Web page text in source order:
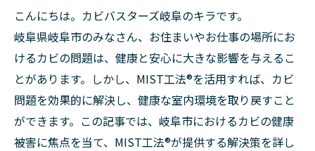
こんにちは。カビバスターズ岐阜のキラです。
岐阜県岐阜市のみなさん、お住まいやお仕事の場所にお
けるカビの問題は、健康と安心に大きな影響を与えるこ
とがあります。しかし、MIST工法®を活用すれば、カビ
問題を効果的に解決し、健康な室内環境を取り戻すこと
ができます。この記事では、岐阜市におけるカビの健康
被害に焦点を当て、MIST工法®が提供する解決策を詳し